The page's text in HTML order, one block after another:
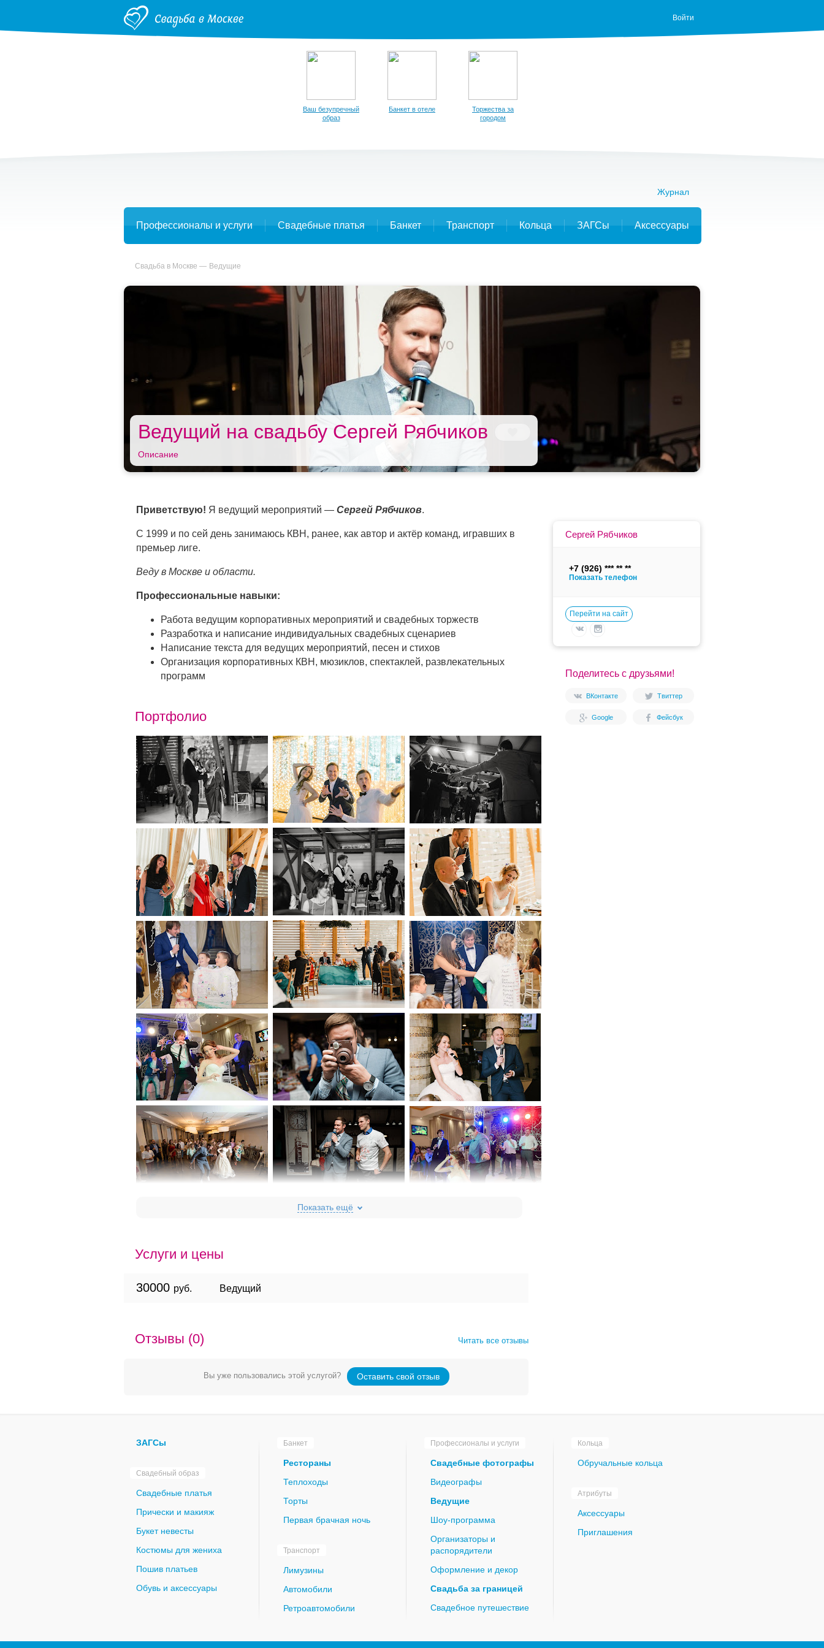
Войти
Ваш безупречный
образ
Банкет в отеле
Торжества за
городом
Журнал
Профессионалы и услуги Свадебные платья Банкет Транспорт Кольца ЗАГСы Аксессуары
Свадьба в Москве Ведущие
Ведущий на свадьбу Сергей Рябчиков
Описание
Сергей Рябчиков
+7 (926)
Показать телефон
Перейти на сайт
Поделитесь с друзьями!
ВКонтакте Твиттер
Google Фейсбук
Приветствую! Я ведущий мероприятий — Сергей Рябчиков.
С 1999 и по сей день занимаюсь КВН, ранее, как автор и актёр команд, игравших в
премьер лиге.
Веду в Москве и области.
Профессиональные навыки:
Работа ведущим корпоративных мероприятий и свадебных торжеств
Разработка и написание индивидуальных свадебных сценариев
Написание текста для ведущих мероприятий, песен и стихов
Организация корпоративных КВН, мюзиклов, спектаклей, развлекательных
программ
Портфолио
Услуги и цены
Ведущий
30000 руб.
Отзывы (0) Читать все отзывы
Вы уже пользовались этой услугой? Оставить свой отзыв
ЗАГСы
Свадебный образ
Свадебные платья
Прически и макияж
Букет невесты
Костюмы для жениха
Пошив платьев
Обувь и аксессуары
Банкет
Рестораны
Теплоходы
Торты
Первая брачная ночь
Транспорт
Лимузины
Автомобили
Ретроавтомобили
Профессионалы и услуги
Свадебные фотографы
Видеографы
Ведущие
Шоу-программа
Организаторы и
распорядители
Оформление и декор
Свадьба за границей
Свадебное путешествие
Кольца
Обручальные кольца
Атрибуты
Аксессуары
Приглашения